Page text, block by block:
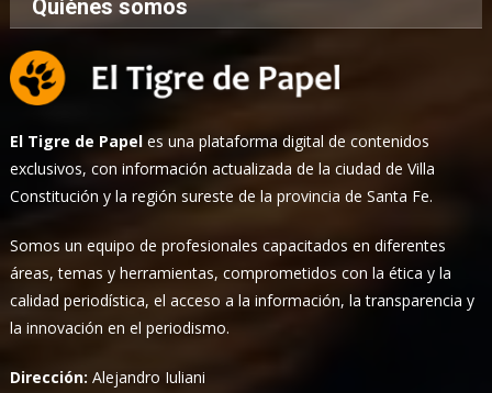
Quiénes somos
El Tigre de Papel es una plataforma digital de contenidos
exclusivos, con información actualizada de la ciudad de Villa
Constitución y la región sureste de la provincia de Santa Fe.
Somos un equipo de profesionales capacitados en diferentes
áreas, temas y herramientas, comprometidos con la ética y la
calidad periodística, el acceso a la información, la transparencia y
la innovación en el periodismo.
Dirección:Alejandro Iuliani